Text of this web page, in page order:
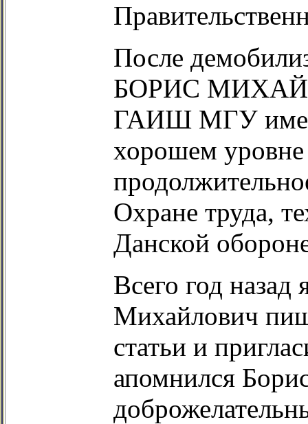
После
БОРИС
ГАИШ МГУ
хорошем уровне
Охране труда,
Данской
Всего год назад
Михайлович
статьи и
апомнился